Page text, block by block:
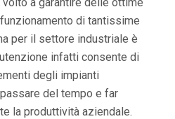
di tantissime
per il settore industriale è
infatti consente di
degli impianti
del tempo e far
la produttività aziendale.